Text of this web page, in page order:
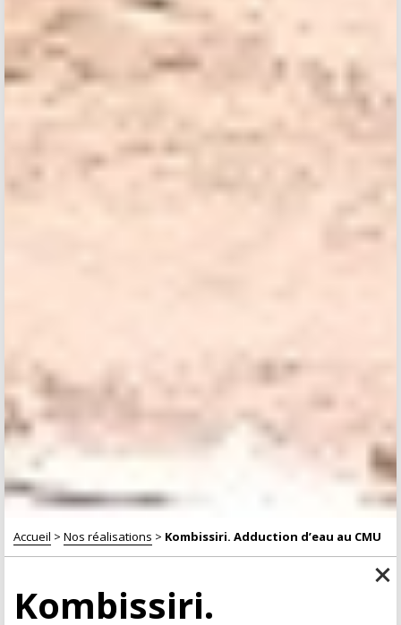
Accueil > Nos réalisations > Kombissiri. Adduction d’eau au CMU
Kombissiri.